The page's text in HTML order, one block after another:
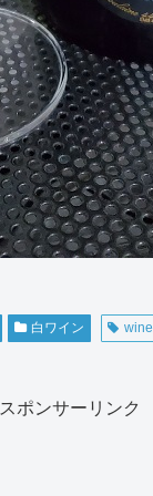
白ワイン wine
スポンサーリンク